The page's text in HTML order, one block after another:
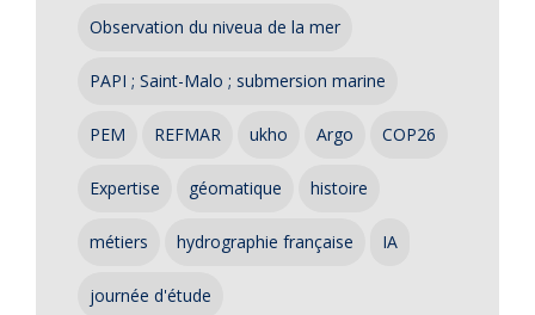
Observation du niveua de la mer
PAPI ; Saint-Malo ; submersion marine
PEM REFMAR ukho Argo COP26
Expertise géomatique histoire
métiers hydrographie française IA
journée d'étude